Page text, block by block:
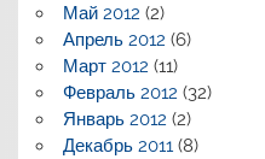
Май 2012 (2)
Апрель 2012 (6)
Март 2012 (11)
Февраль 2012 (32)
Январь 2012 (2)
Декабрь 2011 (8)